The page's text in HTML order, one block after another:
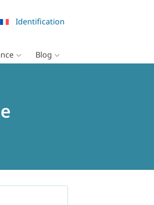
Identification
Blog